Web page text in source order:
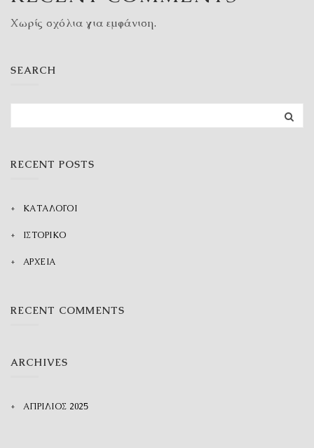
Χωρίς σχόλια για εμφάνιση.
SEARCH
RECENT POSTS
ΚΑΤΑΛΟΓΟΙ
ΙΣΤΟΡΙΚΟ
ΑΡΧΕΙΑ
RECENT COMMENTS
ARCHIVES
ΑΠΡΊΛΙΟΣ 2025